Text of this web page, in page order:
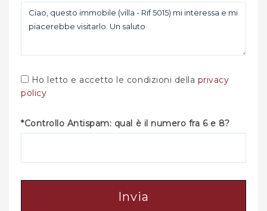
Ho letto e accetto le condizioni della privacy
policy
*Controllo Antispam: qual è il numero fra 6 e 8?
Invia